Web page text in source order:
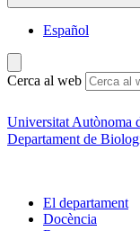
Español
Cerca al web
Universitat Autònoma
Departament de
El departament
Docència